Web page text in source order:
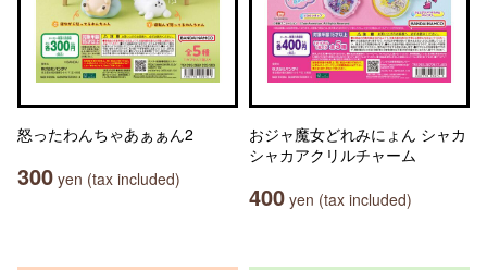
怒ったわんちゃあぁぁん2
300 yen (tax included)
おジャ魔女どれみにょん シャカ
シャカアクリルチャーム
400 yen (tax included)